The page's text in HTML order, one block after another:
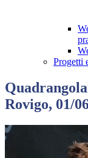
Progetti
Rovigo, 01/